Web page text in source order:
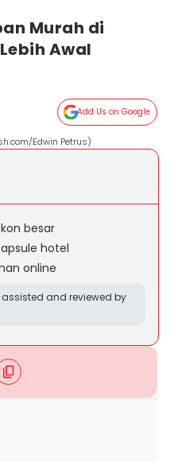
Murah di
Awal
Add Us on Google
Edwin Petrus)
besar
hotel
online
and reviewed by